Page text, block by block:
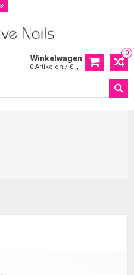
0
Winkelwagen
0 Artikelen / €--,--